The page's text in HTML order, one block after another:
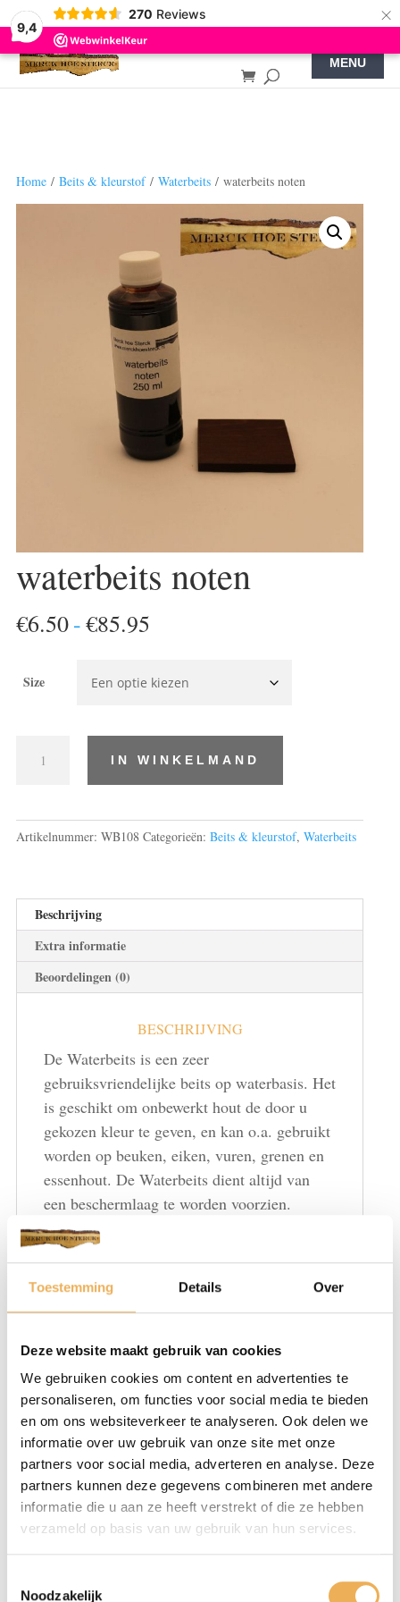
Toestemming Details Over
Deze website maakt gebruik van cookies
We gebruiken cookies om content en advertenties te
personaliseren, om functies voor social media te bieden
en om ons websiteverkeer te analyseren. Ook delen we
informatie over uw gebruik van onze site met onze
partners voor social media, adverteren en analyse. Deze
partners kunnen deze gegevens combineren met andere
informatie die u aan ze heeft verstrekt of die ze hebben
verzameld op basis van uw gebruik van hun services.
Noodzakelijk
9,4
270 Reviews ×
Home/ Beits & kleurstof/ Waterbeits/ waterbeits noten
waterbeits noten
€6.50-€85.95Prijsklasse:
tot
€85.95
Size
noten
IN WINKELMAND
Artikelnummer: WB108 Categorieën: Beits & kleurstof, Waterbeits
Beschrijving
Extra informatie
Beoordelingen (0)
BESCHRIJVING
De Waterbeits is een zeer
gebruiksvriendelijke beits op waterbasis. Het
is geschikt om onbewerkt hout de door u
gekozen kleur te geven, en kan o.a. gebruikt
worden op beuken, eiken, vuren, grenen en
essenhout. De Waterbeits dient altijd van
een beschermlaag te worden voorzien.
Aanbrengmogelijkheden waterbeits
Kwasten
voorkeur korrel 150-180.
Maak het geheel stofvrij.
De beits met een kwast nattig en egaal
aanbrengen. Breng de beits altijd aan in de richting van
de nerf.
Laat het 1 à 2 uur drogen.
Afwerken met 2 lagen blanke lak (water gedragen,
Nitro, 2-K etc), hardwaxolie of antiekwas.
Voorbewerking: het houten oppervlak goed schuren,